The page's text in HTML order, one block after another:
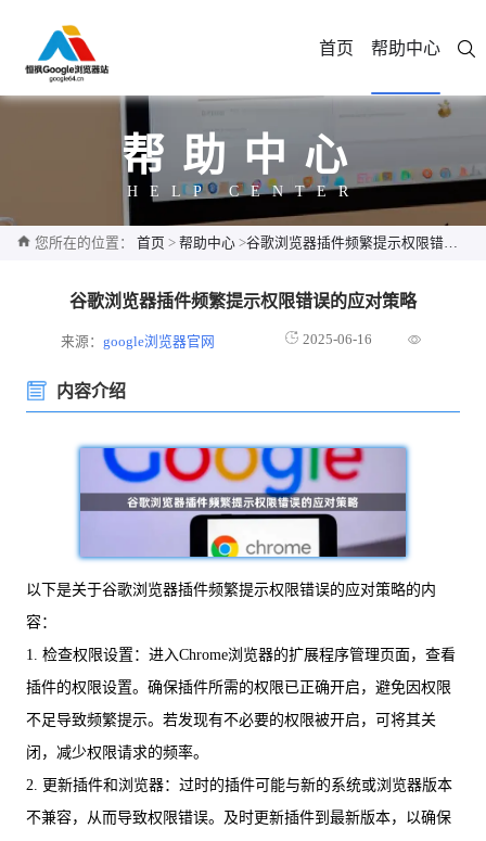
首页 帮助中心
帮助中心
HELP CENTER
您所在的位置： 首页 > 帮助中心 >谷歌浏览器插件频繁提示权限错误的应对策略
谷歌浏览器插件频繁提示权限错误的应对策略
来源：google浏览器官网 2025-06-16
内容介绍
以下是关于谷歌浏览器插件频繁提示权限错误的应对策略的内
容：
1. 检查权限设置：进入Chrome浏览器的扩展程序管理页面，查看
插件的权限设置。确保插件所需的权限已正确开启，避免因权限
不足导致频繁提示。若发现有不必要的权限被开启，可将其关
闭，减少权限请求的频率。
2. 更新插件和浏览器：过时的插件可能与新的系统或浏览器版本
不兼容，从而导致权限错误。及时更新插件到最新版本，以确保